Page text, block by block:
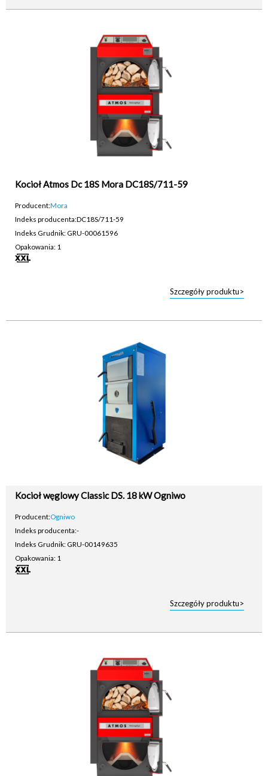
Kocioł Atmos Dc 18S Mora DC18S/711-59
Producent:Mora
Indeks producenta:DC18S/711-59
Indeks Grudnik: GRU-00061596
Opakowania: 1
Szczegóły produktu>
Kocioł węglowy Classic DS. 18 kW Ogniwo
Producent:Ogniwo
Indeks producenta:-
Indeks Grudnik: GRU-00149635
Opakowania: 1
Szczegóły produktu>